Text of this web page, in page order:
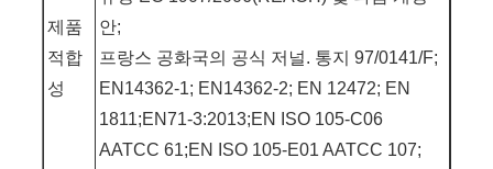
제품
적합
성
안;
프랑스 공화국의 공식 저널. 통지 97/0141/F;
EN14362-1; EN14362-2; EN 12472; EN
1811;EN71-3:2013;EN ISO 105-C06
AATCC 61;EN ISO 105-E01 AATCC 107;